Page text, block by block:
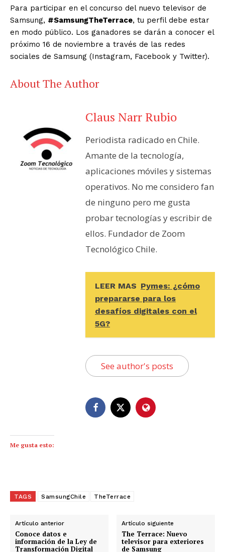
Para participar en el concurso del nuevo televisor de
Samsung, #SamsungTheTerrace, tu perfil debe estar
en modo público. Los ganadores se darán a conocer el
próximo 16 de noviembre a través de las redes
sociales de Samsung (Instagram, Facebook y Twitter).
About The Author
Claus Narr Rubio
Periodista radicado en Chile.
Amante de la tecnología,
aplicaciones móviles y sistemas
operativos. No me considero fan
de ninguno pero me gusta
probar tecnologías y escribir de
ellos. Fundador de Zoom
Tecnológico Chile.
LEER MAS Pymes: ¿cómo
prepararse para los
desafíos digitales con el
5G?
See author's posts
Me gusta esto:
TAGS SamsungChile TheTerrace
Artículo anterior
Conoce datos e
información de la Ley de
Transformación Digital
Artículo siguiente
The Terrace: Nuevo
televisor para exteriores
de Samsung